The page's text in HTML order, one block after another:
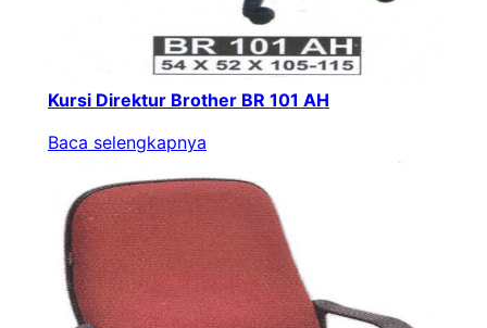
Kursi Direktur Brother BR 101 AH
Baca selengkapnya